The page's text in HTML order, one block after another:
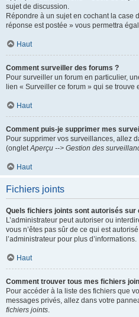
sujet de discussion.
Répondre à un sujet en cochant la case
réponse est postée » vous permettra
Haut
Comment surveiller des forums ?
Pour surveiller un forum en particulier,
lien « Surveiller ce forum » qui se trouve
Haut
Comment puis-je supprimer mes
Pour supprimer vos surveillances, allez
(ongletAperçu --> Gestion des
Haut
Fichiers joints
Quels fichiers joints sont autorisés sur
L’administrateur peut autoriser ou
vous n’êtes pas sûr de ce qui est
l’administrateur pour plus d’informations.
Haut
Comment trouver tous mes fichiers
Pour accéder à la liste des fichiers que
messages privés, allez dans votre
fichiers joints.